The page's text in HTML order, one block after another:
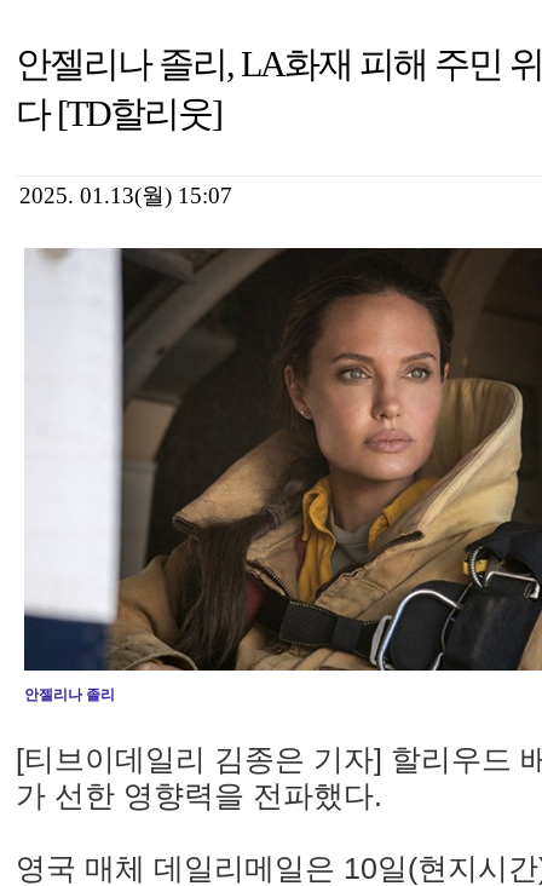
안젤리나 졸리, LA화재 피해 주민
다 [TD할리웃]
2025. 01.13(월) 15:07
안젤리나 졸리
[티브이데일리 김종은 기자] 할리우드
가 선한 영향력을 전파했다.
영국 매체 데일리메일은 10일(현지시